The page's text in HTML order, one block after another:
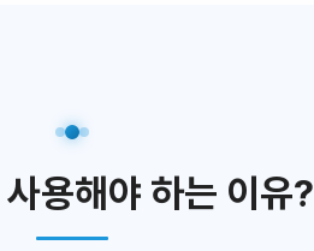
용해야 하는 이유?